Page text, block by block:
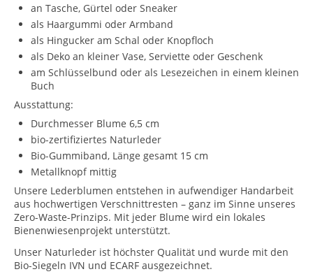
an Tasche, Gürtel oder Sneaker
als Haargummi oder Armband
als Hingucker am Schal oder Knopfloch
als Deko an kleiner Vase, Serviette oder Geschenk
am Schlüsselbund oder als Lesezeichen in einem kleinen
Buch
Ausstattung:
Durchmesser Blume 6,5 cm
bio-zertifiziertes Naturleder
Bio-Gummiband, Länge gesamt 15 cm
Metallknopf mittig
Unsere Lederblumen entstehen in aufwendiger Handarbeit
aus hochwertigen Verschnittresten – ganz im Sinne unseres
Zero-Waste-Prinzips. Mit jeder Blume wird ein lokales
Bienenwiesenprojekt unterstützt.
Unser Naturleder ist höchster Qualität und wurde mit den
Bio-Siegeln IVN und ECARF ausgezeichnet.